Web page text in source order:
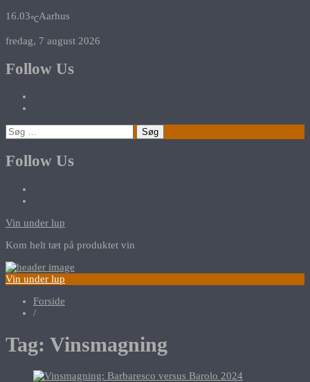
16.03℃Aarhus
fredag, 7 august 2026
Follow Us
Søg
efter:
Follow Us
Vin under lup
Kom helt tæt på produktet vin
Vin under lup
Forside
/
Tag: Vinsmagning